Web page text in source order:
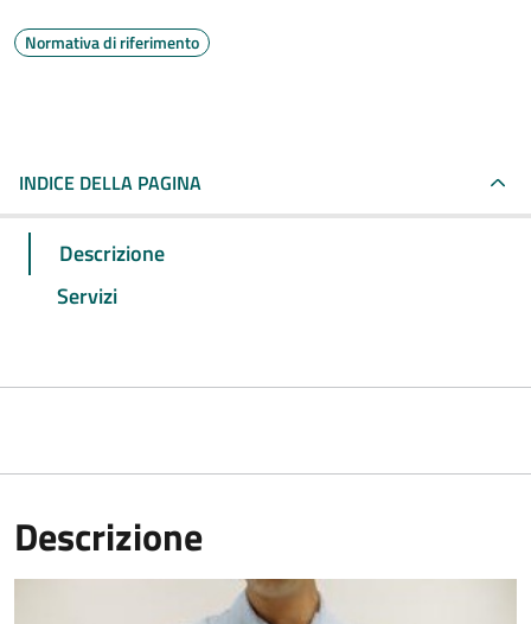
Normativa di riferimento
INDICE DELLA PAGINA
Descrizione
Servizi
Descrizione